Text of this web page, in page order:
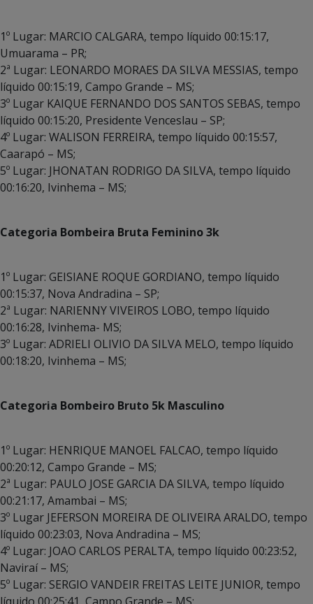
1º Lugar: MARCIO CALGARA, tempo líquido 00:15:17,
Umuarama – PR;
2ª Lugar: LEONARDO MORAES DA SILVA MESSIAS, tempo
líquido 00:15:19, Campo Grande – MS;
3º Lugar KAIQUE FERNANDO DOS SANTOS SEBAS, tempo
líquido 00:15:20, Presidente Venceslau – SP;
4º Lugar: WALISON FERREIRA, tempo líquido 00:15:57,
Caarapó – MS;
5º Lugar: JHONATAN RODRIGO DA SILVA, tempo líquido
00:16:20, Ivinhema – MS;
Categoria Bombeira Bruta Feminino 3k
1º Lugar: GEISIANE ROQUE GORDIANO, tempo líquido
00:15:37, Nova Andradina – SP;
2ª Lugar: NARIENNY VIVEIROS LOBO, tempo líquido
00:16:28, Ivinhema- MS;
3º Lugar: ADRIELI OLIVIO DA SILVA MELO, tempo líquido
00:18:20, Ivinhema – MS;
Categoria Bombeiro Bruto 5k Masculino
1º Lugar: HENRIQUE MANOEL FALCAO, tempo líquido
00:20:12, Campo Grande – MS;
2ª Lugar: PAULO JOSE GARCIA DA SILVA, tempo líquido
00:21:17, Amambai – MS;
3º Lugar JEFERSON MOREIRA DE OLIVEIRA ARALDO, tempo
líquido 00:23:03, Nova Andradina – MS;
4º Lugar: JOAO CARLOS PERALTA, tempo líquido 00:23:52,
Naviraí – MS;
5º Lugar: SERGIO VANDEIR FREITAS LEITE JUNIOR, tempo